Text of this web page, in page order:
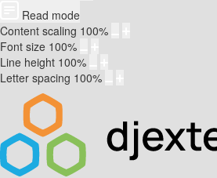
Read mode
Content scaling 100%
Font size 100%
Line height 100%
Letter spacing 100%